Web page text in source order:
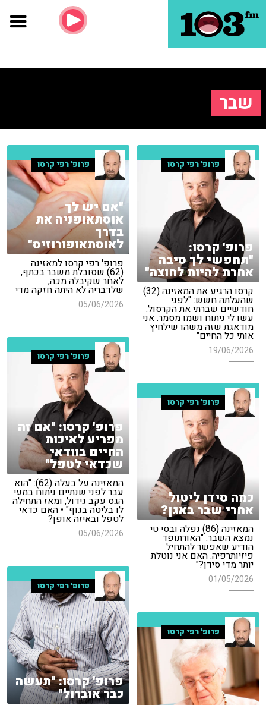
שבר
פרופ' רפי קרסו
פרופ' קרסו:
"תחפשי לך סיבה
אחרת להיות לחוצה"
קרסו הרגיע את המאזינה (32)
שהעלתה חשש: "לפני
חודשיים שברתי את הקרסול.
עשו לי ניתוח ושמו מסמר. אני
מודאגת שזה משהו שילחיץ
אותי כל החיים"
19/06/2026
פרופ' רפי קרסו
"אם יש לך
אוסתאופניה את
בדרך
לאוסתאופורוזיס"
פרופ' רפי קרסו למאזינה
(62) שסובלת משבר בכתף,
לאחר שקיבלה מכה,
שלדבריה לא היתה חזקה מדי
05/06/2026
פרופ' רפי קרסו
פרופ' קרסו: "אם זה
מפריע לאיכות
החיים בוודאי
שכדאי לטפל"
המאזינה על בעלה (62): "הוא
עבר לפני שנתיים ניתוח במעי
הגס עקב גידול, ומאז התחילה
לו בליטה בגוף" • האם כדאי
לטפל ובאיזה אופן?
05/06/2026
פרופ' רפי קרסו
כמה סידן ליטול
אחרי שבר באגן?
המאזינה (86) נפלה ובסי טי
נמצא השבר: "האורתופד
הודיע שאפשר להתחיל
פיזיותרפיה. האם אני נוטלת
יותר מדי סידן?"
01/05/2026
פרופ' רפי קרסו
פרופ' קרסו: "תעשה
כבר אוברול"
פרופ' רפי קרסו